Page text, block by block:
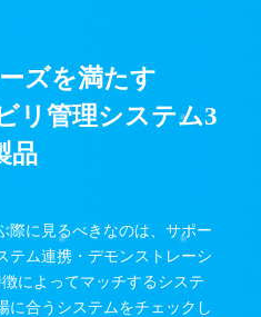
ズを満たす
リ管理システム3
品
際に見るべきなのは、サポー
テム連携・デモンストレーシ
によってマッチするシステ
に合うシステムをチェックし